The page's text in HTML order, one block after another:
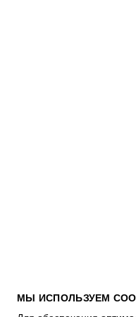
МЫ ИСПОЛЬЗУЕМ
ПОКУПАТЕЛЯМ